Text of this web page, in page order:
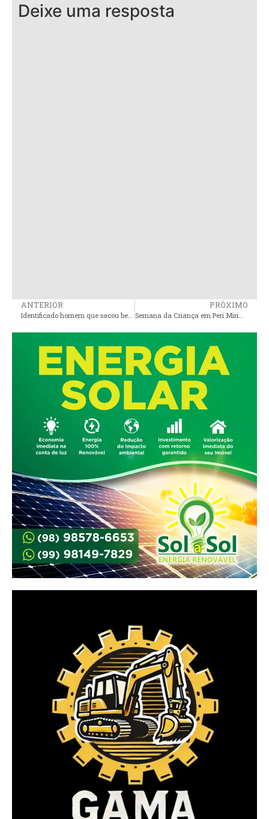
Deixe uma resposta
ANTERIOR
Identificado homem que sacou benefício de idoso no município de Paulo Ramos
PRÓXIMO
Semana da Criança em Peri Mirim: Uma Celebração Especial